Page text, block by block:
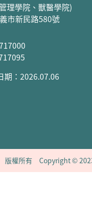
理學院、獸醫學院)
市新民路580號
期：2026.07.06
版權所有 Copyright ©